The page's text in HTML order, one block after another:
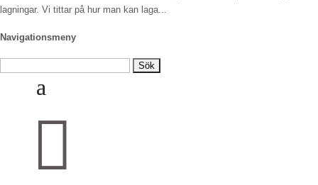
lagningar. Vi tittar på hur man kan laga...
Navigationsmeny
